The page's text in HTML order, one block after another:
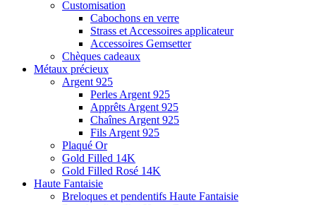
Customisation
Cabochons en verre
Strass et Accessoires applicateur
Accessoires Gemsetter
Chèques cadeaux
Métaux précieux
Argent 925
Perles Argent 925
Apprêts Argent 925
Chaînes Argent 925
Fils Argent 925
Plaqué Or
Gold Filled 14K
Gold Filled Rosé 14K
Haute Fantaisie
Breloques et pendentifs Haute Fantaisie